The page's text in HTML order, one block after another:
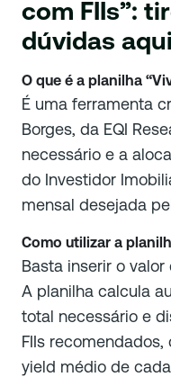
com FIIs”:
dúvidas aqui
O que é a planilha
É uma ferramenta
Borges, da EQI
necessário e a
do Investidor
mensal desejada
Como utilizar a
Basta inserir o
A planilha calcula
total necessário e
FIIs
yield médio de